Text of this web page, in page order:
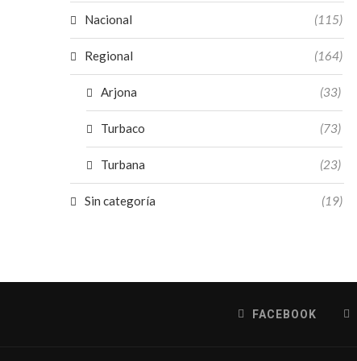
Nacional (115)
Regional (164)
Arjona (33)
Turbaco (73)
Turbana (23)
Sin categoría (19)
FACEBOOK